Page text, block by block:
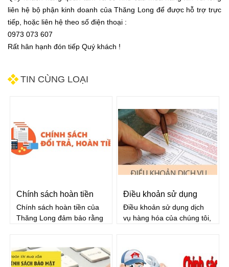
liên hệ bộ phận kinh doanh của Thăng Long để được hỗ trợ trực
tiếp, hoặc liên hệ theo số điện thoại :
0973 073 607
Rất hân hạnh đón tiếp Quý khách !
TIN CÙNG LOẠI
Chính sách hoàn tiền
Chính sách hoàn tiền của
Thăng Long đảm bảo rằng
và không bị lỗi
Điều khoản sử dụng
dịch vụ
Điều khoản sử dụng dịch
vụ hàng hóa của chúng tôi,
chúng tôi rất đa dạng nên
đôi khi có thể áp dụng các